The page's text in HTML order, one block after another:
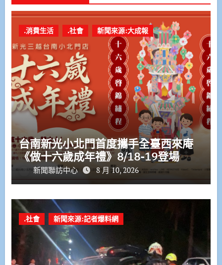
.消費生活 .社會 新聞來源:大成報
台南新光小北門首度攜手全臺西來庵
《做十六歲成年禮》8/18-19登場
新聞聯訪中心 8 月 10, 2026
.社會 新聞來源:記者爆料網